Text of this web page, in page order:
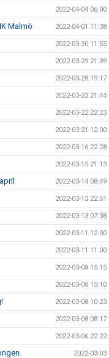
2022-04-04 06:00
Malmö 2022-04-01 11:38
2022-03-30 11:55
2022-03-29 21:39
2022-03-28 19:17
2022-03-23 21:44
2022-03-22 22:23
2022-03-21 12:00
2022-03-16 22:28
2022-03-15 21:13
2022-03-14 08:49
2022-03-13 22:51
2022-03-13 07:38
2022-03-11 12:00
2022-03-11 11:00
2022-03-08 15:15
2022-03-08 15:10
2022-03-08 10:23
2022-03-08 08:17
2022-03-06 22:22
2022-03-03